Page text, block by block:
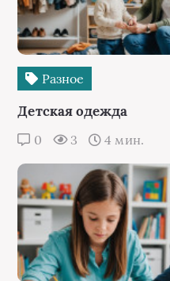
Разное
Детская одежда
0 3 4 мин.